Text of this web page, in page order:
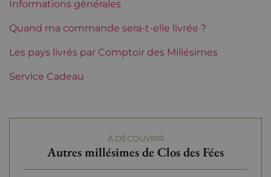
Tranche de prix De 50 à 80 €
Informations générales
Quand ma commande sera-t-elle livrée ?
Les pays livrés par Comptoir des Millésimes
Service Cadeau
À DÉCOUVRIR
Autres millésimes de Clos des Fées